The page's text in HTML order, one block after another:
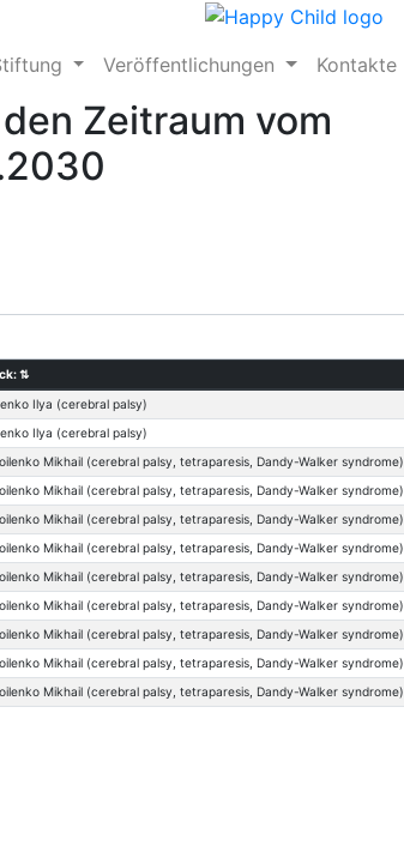
Veröffentlichungen Kontakte
Zeitraum vom
⇅
Ilya (cerebral palsy)
Ilya (cerebral palsy)
Mikhail (cerebral palsy, tetraparesis, Dandy-Walker syndrome)
Mikhail (cerebral palsy, tetraparesis, Dandy-Walker syndrome)
Mikhail (cerebral palsy, tetraparesis, Dandy-Walker syndrome)
Mikhail (cerebral palsy, tetraparesis, Dandy-Walker syndrome)
Mikhail (cerebral palsy, tetraparesis, Dandy-Walker syndrome)
Mikhail (cerebral palsy, tetraparesis, Dandy-Walker syndrome)
Mikhail (cerebral palsy, tetraparesis, Dandy-Walker syndrome)
Mikhail (cerebral palsy, tetraparesis, Dandy-Walker syndrome)
Mikhail (cerebral palsy, tetraparesis, Dandy-Walker syndrome)